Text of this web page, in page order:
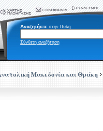
Αναζητήστε στην Πύλη
Σύνθετη αναζήτηση
Μακεδονία και Θράκη